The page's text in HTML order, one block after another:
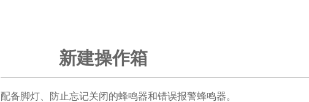
新建操作箱
配备脚灯、防止忘记关闭的蜂鸣器和错误报警蜂鸣器。